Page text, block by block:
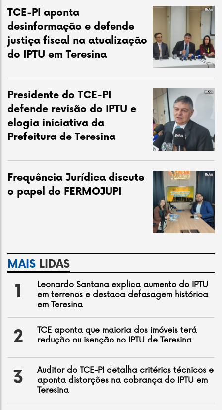
TCE-PI aponta
desinformação e defende
justiça fiscal na atualização
do IPTU em Teresina
Presidente do TCE-PI
defende revisão do IPTU e
elogia iniciativa da
Prefeitura de Teresina
Frequência Jurídica discute
o papel do FERMOJUPI
MAIS LIDAS
1
Leonardo Santana explica aumento do IPTU
em terrenos e destaca defasagem histórica
em Teresina
2
TCE aponta que maioria dos imóveis terá
redução ou isenção no IPTU de Teresina
3
Auditor do TCE-PI detalha critérios técnicos e
aponta distorções na cobrança do IPTU em
Teresina